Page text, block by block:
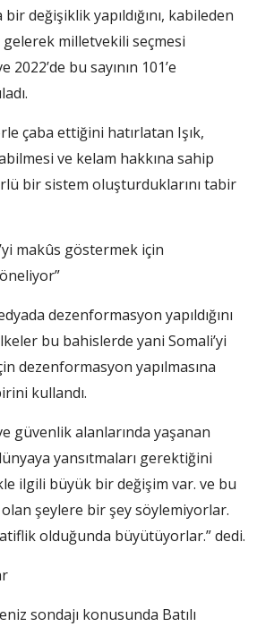
değişiklik yapıldığını, kabileden
milletvekili seçmesi
2022’de bu sayının 101’e
çaba ettiğini hatırlatan Işık,
ve kelam hakkına sahip
bir sistem oluşturduklarını tabir
makûs göstermek için
dezenformasyon yapıldığını
bu bahislerde yani Somali’yi
dezenformasyon yapılmasına
kullandı.
güvenlik alanlarında yaşanan
yansıtmaları gerektiğini
ilgili büyük bir değişim var. ve bu
şeylere bir şey söylemiyorlar.
olduğunda büyütüyorlar.” dedi.
sondajı konusunda Batılı